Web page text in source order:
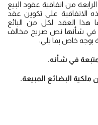
من اتفاقية عقود البيع
الاتفاقية على تكوين عقد
هذا العقد لكل من البائع
في شأنها نص صريح مخالف
بوجه خاص بما يلي:
في شأنه.
البضائع المبيعة.